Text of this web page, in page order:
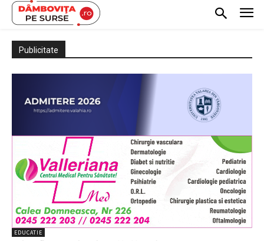
Publicitate
EDUCATIE